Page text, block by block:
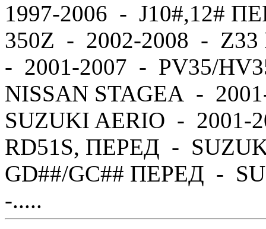
1997-2006 - J10#,12#
350Z - 2002-2008 -
- 2001-2007 - PV35/
NISSAN STAGEA -
SUZUKI AERIO - 2001-
RD51S, ПЕРЕД -
GD##/GC## ПЕРЕД -
-.....